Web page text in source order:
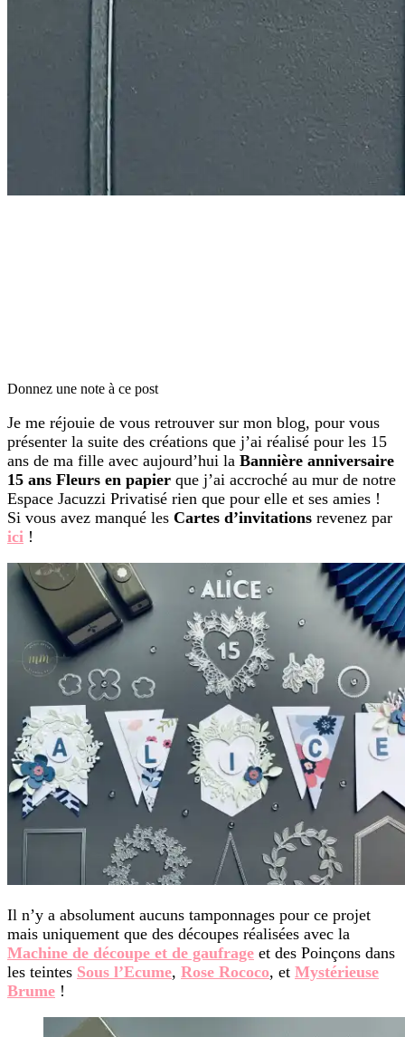
Donnez une note à ce post
Je me réjouie de vous retrouver sur mon blog, pour vous
présenter la suite des créations que j’ai réalisé pour les 15
ans de ma fille avec aujourd’hui la Bannière anniversaire
15 ans Fleurs en papier que j’ai accroché au mur de notre
Espace Jacuzzi Privatisé rien que pour elle et ses amies !
Si vous avez manqué les Cartes d’invitations revenez par
ici !
Il n’y a absolument aucuns tamponnages pour ce projet
mais uniquement que des découpes réalisées avec la
Machine de découpe et de gaufrage et des Poinçons dans
les teintes Sous l’Ecume, Rose Rococo, et Mystérieuse
Brume !